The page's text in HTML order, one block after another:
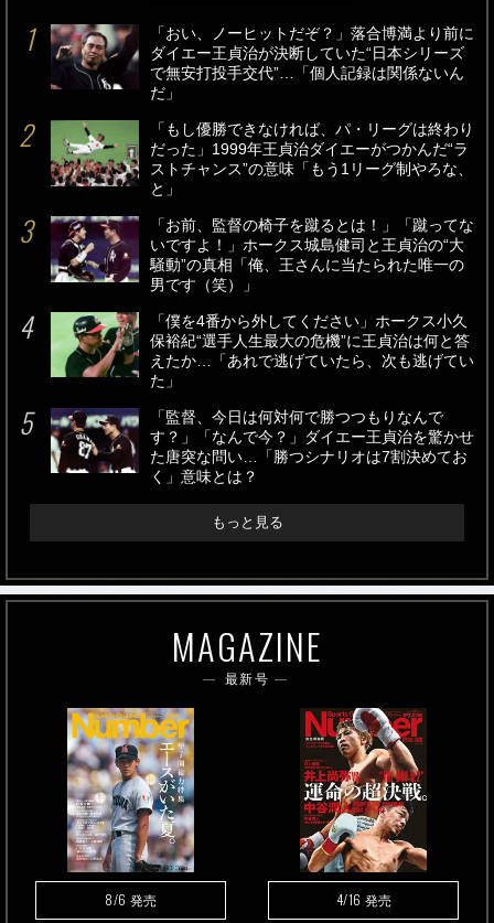
「おい、ノーヒットだぞ？」落合博満より前に
ダイエー王貞治が決断していた“日本シリーズ
で無安打投手交代”…「個人記録は関係ないん
だ」
「もし優勝できなければ、パ・リーグは終わり
だった」1999年王貞治ダイエーがつかんだ“ラ
ストチャンス”の意味「もう1リーグ制やろな、
と」
「お前、監督の椅子を蹴るとは！」「蹴ってな
いですよ！」ホークス城島健司と王貞治の“大
騒動”の真相「俺、王さんに当たられた唯一の
男です（笑）」
「僕を4番から外してください」ホークス小久
保裕紀“選手人生最大の危機”に王貞治は何と答
えたか…「あれで逃げていたら、次も逃げてい
た」
「監督、今日は何対何で勝つつもりなんで
す？」「なんで今？」ダイエー王貞治を驚かせ
た唐突な問い…「勝つシナリオは7割決めてお
く」意味とは？
もっと見る
MAGAZINE
最新号
8/6 発売 4/16 発売